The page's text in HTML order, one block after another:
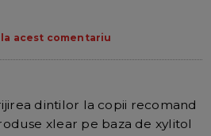
acest comentariu
dintilor la copii recomand
xlear pe baza de xylitol